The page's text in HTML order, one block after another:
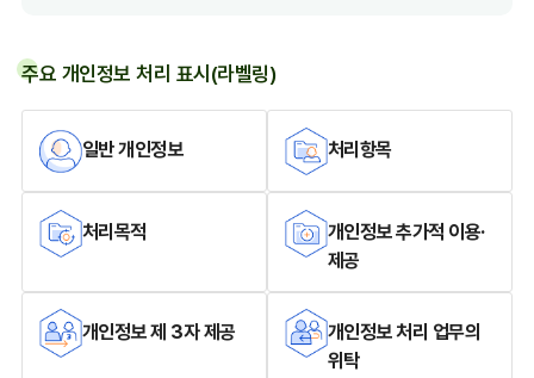
주요 개인정보 처리 표시(라벨링)
일반 개인정보 처리항목
처리목적
개인정보 추가적 이용·
제공
개인정보 제 3자 제공
개인정보 처리 업무의
위탁